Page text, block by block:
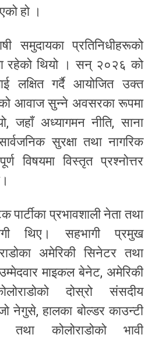
हो ।
समुदायका प्रतिनिधीहरूको
रहेको थियो । सन् २०२६ को
लक्षित गर्दै आयोजित उक्त
आवाज सुन्ने अवसरका रूपमा
जहाँ अध्यागमन नीति, साना
सुरक्षा तथा नागरिक
विषयमा विस्तृत प्रश्नोत्तर
पार्टीका प्रभावशाली नेता तथा
थिए। सहभागी प्रमुख
अमेरिकी सिनेटर तथा
माइकल बेनेट, अमेरिकी
दोस्रो संसदीय
नेगुसे, हालका बोल्डर काउन्टी
तथा कोलोराडोको भावी